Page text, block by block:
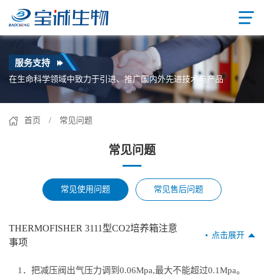
服务支持
在生命科学领域中致力于引进、推广国内外先进技术与产品
首页 / 常见问题
常见问题
常见使用问题 常见售后问题
THERMOFISHER 3111型CO2培养箱注意
事项
点击展开
1．把减压阀出气压力调到0.06Mpa,最大不能超过0.1Mpa。